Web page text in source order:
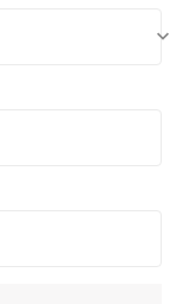
keyboard_arrow_down